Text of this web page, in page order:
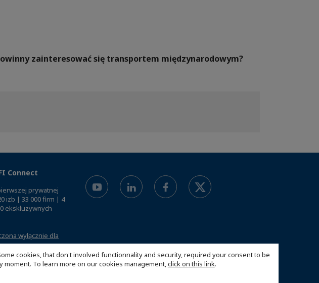
cookies, that don't involved functionnality and security, required your consent to be
moment. To learn more on our cookies management,click on this link.
zainteresować się transportem międzynarodowym?
Connect
prywatnej
izb | 33 000 firm | 4
ekskluzywnych
wyłącznie dla